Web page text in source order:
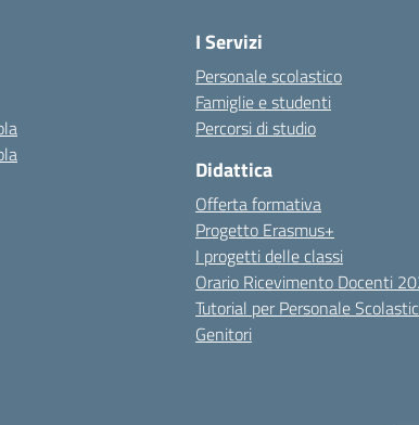
I Servizi
Personale scolastico
Famiglie e studenti
Percorsi di studio
Didattica
Offerta formativa
Progetto Erasmus+
I progetti delle classi
Orario Ricevimento Docenti
Tutorial per Personale
Genitori